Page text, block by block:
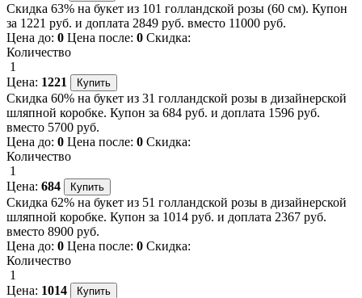
Скидка 63% на букет из 101 голландской розы (60 см). Купон
за 1221 руб. и доплата 2849 руб. вместо 11000 руб.
Цена до: 0 Цена после: 0 Скидка:
Количество
1
Цена: 1221
Скидка 60% на букет из 31 голландской розы в дизайнерской
шляпной коробке. Купон за 684 руб. и доплата 1596 руб.
вместо 5700 руб.
Цена до: 0 Цена после: 0 Скидка:
Количество
1
Цена: 684
Скидка 62% на букет из 51 голландской розы в дизайнерской
шляпной коробке. Купон за 1014 руб. и доплата 2367 руб.
вместо 8900 руб.
Цена до: 0 Цена после: 0 Скидка:
Количество
1
Цена: 1014